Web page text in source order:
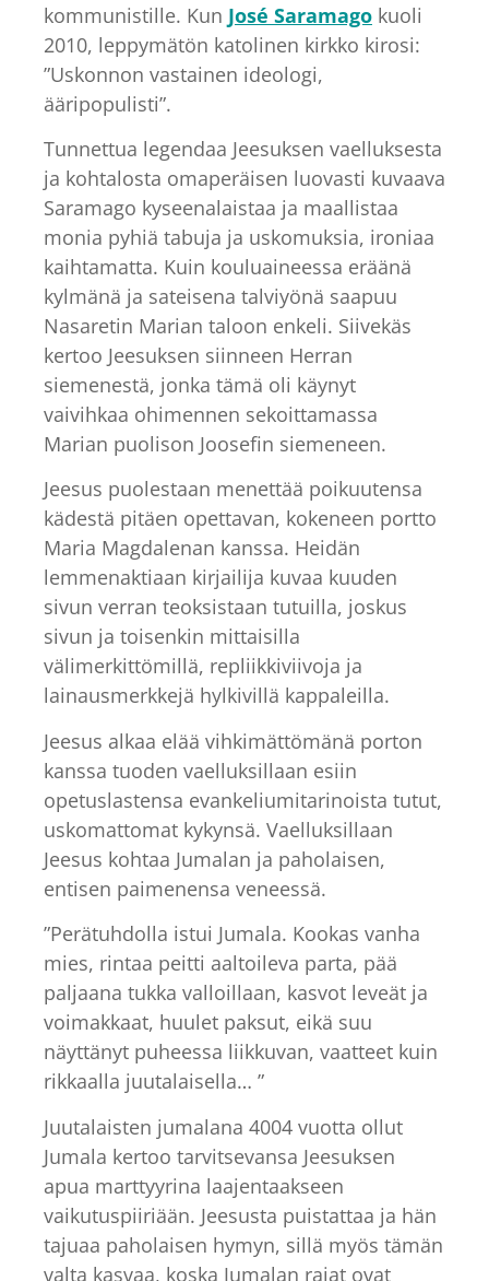
kommunistille. Kun José Saramago kuoli
2010, leppymätön katolinen kirkko kirosi:
”Uskonnon vastainen ideologi,
ääripopulisti”.
Tunnettua legendaa Jeesuksen vaelluksesta
ja kohtalosta omaperäisen luovasti kuvaava
Saramago kyseenalaistaa ja maallistaa
monia pyhiä tabuja ja uskomuksia, ironiaa
kaihtamatta. Kuin kouluaineessa eräänä
kylmänä ja sateisena talviyönä saapuu
Nasaretin Marian taloon enkeli. Siivekäs
kertoo Jeesuksen siinneen Herran
siemenestä, jonka tämä oli käynyt
vaivihkaa ohimennen sekoittamassa
Marian puolison Joosefin siemeneen.
Jeesus puolestaan menettää poikuutensa
kädestä pitäen opettavan, kokeneen portto
Maria Magdalenan kanssa. Heidän
lemmenaktiaan kirjailija kuvaa kuuden
sivun verran teoksistaan tutuilla, joskus
sivun ja toisenkin mittaisilla
välimerkittömillä, repliikkiviivoja ja
lainausmerkkejä hylkivillä kappaleilla.
Jeesus alkaa elää vihkimättömänä porton
kanssa tuoden vaelluksillaan esiin
opetuslastensa evankeliumitarinoista tutut,
uskomattomat kykynsä. Vaelluksillaan
Jeesus kohtaa Jumalan ja paholaisen,
entisen paimenensa veneessä.
”Perätuhdolla istui Jumala. Kookas vanha
mies, rintaa peitti aaltoileva parta, pää
paljaana tukka valloillaan, kasvot leveät ja
voimakkaat, huulet paksut, eikä suu
näyttänyt puheessa liikkuvan, vaatteet kuin
rikkaalla juutalaisella… ”
Juutalaisten jumalana 4004 vuotta ollut
Jumala kertoo tarvitsevansa Jeesuksen
apua marttyyrina laajentaakseen
vaikutuspiiriään. Jeesusta puistattaa ja hän
tajuaa paholaisen hymyn, sillä myös tämän
valta kasvaa, koska Jumalan rajat ovat